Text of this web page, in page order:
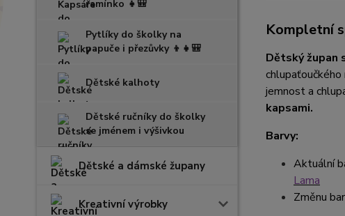
ramínko 👧🎒
Pytlíky do školky na
papuče i přezůvky 👦👧🎒
Dětské kalhoty
Dětské ručníky do školky
se jménem i výšivkou
Dětské a dámské župany
Kreativní výrobky
Kompletní
Dětský župan
jemnost a
kapsami.
Barvy:
Aktuální
Lama
Změnu